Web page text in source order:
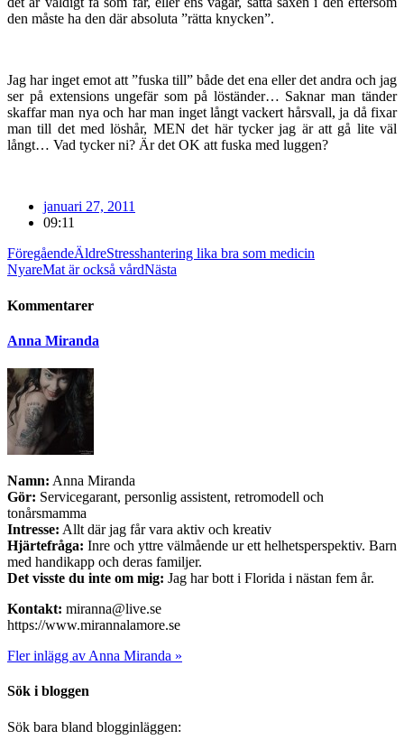
den måste ha den där absoluta ”rätta knycken”.
Jag har inget emot att ”fuska till” både det ena eller det andra och jag
ser på extensions ungefär som på löständer… Saknar man tänder
skaffar man nya och har man inget långt vackert hårsvall, ja då fixar
man till det med löshår, MEN det här tycker jag är att gå lite väl
långt… Vad tycker ni? Är det OK att fuska med luggen?
januari 27, 2011
09:11
FöregåendeÄldreStresshantering lika bra som medicin
NyareMat är också vårdNästa
Kommentarer
Anna Miranda
Namn: Anna Miranda
Gör: Servicegarant, personlig assistent, retromodell och
tonårsmamma
Intresse: Allt där jag får vara aktiv och kreativ
Hjärtefråga: Inre och yttre välmående ur ett helhetsperspektiv. Barn
med handikapp och deras familjer.
Det visste du inte om mig: Jag har bott i Florida i nästan fem år.
Kontakt: miranna@live.se
https://www.mirannalamore.se
Fler inlägg av Anna Miranda »
Sök i bloggen
Sök bara bland blogginläggen: